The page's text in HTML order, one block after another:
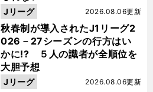
秋春制が導入されたJ1リーグ2
026－27シーズンの行方はい
かに!? ５人の識者が全順位を
大胆予想
2026.08.06更新
Jリーグ
2026.08.06更新
Jリーグ